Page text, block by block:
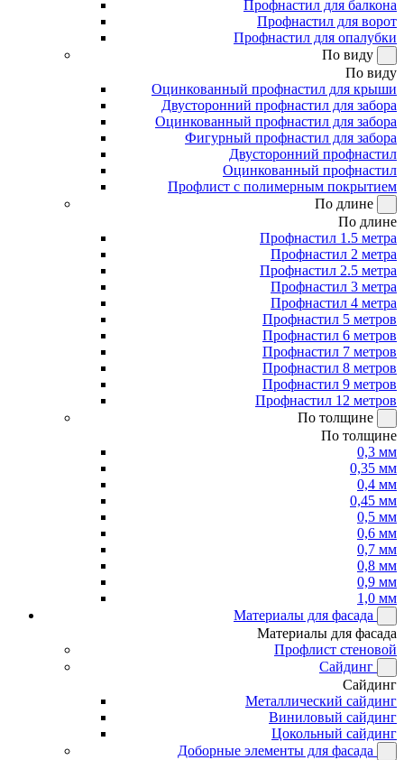
Профнастил для балкона
Профнастил для ворот
Профнастил для опалубки
По виду
По виду
Оцинкованный профнастил для крыши
Двусторонний профнастил для забора
Оцинкованный профнастил для забора
Фигурный профнастил для забора
Двусторонний профнастил
Оцинкованный профнастил
Профлист с полимерным покрытием
По длине
По длине
Профнастил 1.5 метра
Профнастил 2 метра
Профнастил 2.5 метра
Профнастил 3 метра
Профнастил 4 метра
Профнастил 5 метров
Профнастил 6 метров
Профнастил 7 метров
Профнастил 8 метров
Профнастил 9 метров
Профнастил 12 метров
По толщине
По толщине
0,3 мм
0,35 мм
0,4 мм
0,45 мм
0,5 мм
0,6 мм
0,7 мм
0,8 мм
0,9 мм
1,0 мм
Материалы для фасада
Материалы для фасада
Профлист стеновой
Сайдинг
Сайдинг
Металлический сайдинг
Виниловый сайдинг
Цокольный сайдинг
Доборные элементы для фасада